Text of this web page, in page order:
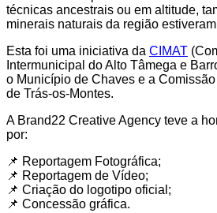
técnicas ancestrais ou em altitude,
minerais naturais da região
Esta foi uma iniciativa da CIMAT
Intermunicipal do Alto Tâmega e
o Município de Chaves e a
de Trás-os-Montes.
A Brand22 Creative Agency teve a
por:
📌 Reportagem Fotográfica;
📌 Reportagem de Vídeo;
📌 Criação do logotipo oficial;
📌 Concessão gráfica.